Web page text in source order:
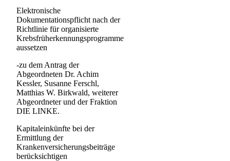
Elektronische
Dokumentationspflicht nach der
Richtlinie für organisierte
Krebsfrüherkennungsprogramme
aussetzen
-zu dem Antrag der
Abgeordneten Dr. Achim
Kessler, Susanne Ferschl,
Matthias W. Birkwald, weiterer
Abgeordneter und der Fraktion
DIE LINKE.
Kapitaleinkünfte bei der
Ermittlung der
Krankenversicherungsbeiträge
berücksichtigen